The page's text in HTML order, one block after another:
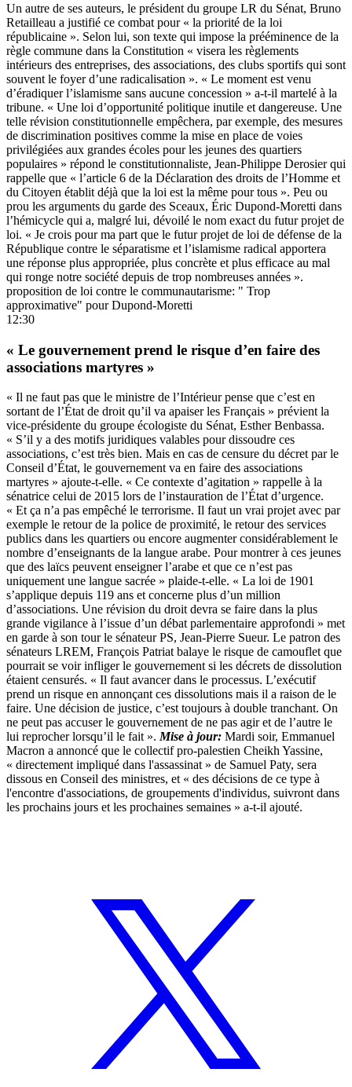
Un autre de ses auteurs, le président du groupe LR du Sénat, Bruno
Retailleau a justifié ce combat pour « la priorité de la loi
républicaine ». Selon lui, son texte qui impose la prééminence de la
règle commune dans la Constitution « visera les règlements
intérieurs des entreprises, des associations, des clubs sportifs qui sont
souvent le foyer d’une radicalisation ». « Le moment est venu
d’éradiquer l’islamisme sans aucune concession » a-t-il martelé à la
tribune. « Une loi d’opportunité politique inutile et dangereuse. Une
telle révision constitutionnelle empêchera, par exemple, des mesures
de discrimination positives comme la mise en place de voies
privilégiées aux grandes écoles pour les jeunes des quartiers
populaires » répond le constitutionnaliste, Jean-Philippe Derosier qui
rappelle que « l’article 6 de la Déclaration des droits de l’Homme et
du Citoyen établit déjà que la loi est la même pour tous ». Peu ou
prou les arguments du garde des Sceaux, Éric Dupond-Moretti dans
l’hémicycle qui a, malgré lui, dévoilé le nom exact du futur projet de
loi. « Je crois pour ma part que le futur projet de loi de défense de la
République contre le séparatisme et l’islamisme radical apportera
une réponse plus appropriée, plus concrète et plus efficace au mal
qui ronge notre société depuis de trop nombreuses années ».
proposition de loi contre le communautarisme: " Trop
approximative" pour Dupond-Moretti
12:30
« Le gouvernement prend le risque d’en faire des
associations martyres »
« Il ne faut pas que le ministre de l’Intérieur pense que c’est en
sortant de l’État de droit qu’il va apaiser les Français » prévient la
vice-présidente du groupe écologiste du Sénat, Esther Benbassa.
« S’il y a des motifs juridiques valables pour dissoudre ces
associations, c’est très bien. Mais en cas de censure du décret par le
Conseil d’État, le gouvernement va en faire des associations
martyres » ajoute-t-elle. « Ce contexte d’agitation » rappelle à la
sénatrice celui de 2015 lors de l’instauration de l’État d’urgence.
« Et ça n’a pas empêché le terrorisme. Il faut un vrai projet avec par
exemple le retour de la police de proximité, le retour des services
publics dans les quartiers ou encore augmenter considérablement le
nombre d’enseignants de la langue arabe. Pour montrer à ces jeunes
que des laïcs peuvent enseigner l’arabe et que ce n’est pas
uniquement une langue sacrée » plaide-t-elle. « La loi de 1901
s’applique depuis 119 ans et concerne plus d’un million
d’associations. Une révision du droit devra se faire dans la plus
grande vigilance à l’issue d’un débat parlementaire approfondi » met
en garde à son tour le sénateur PS, Jean-Pierre Sueur. Le patron des
sénateurs LREM, François Patriat balaye le risque de camouflet que
pourrait se voir infliger le gouvernement si les décrets de dissolution
étaient censurés. « Il faut avancer dans le processus. L’exécutif
prend un risque en annonçant ces dissolutions mais il a raison de le
faire. Une décision de justice, c’est toujours à double tranchant. On
ne peut pas accuser le gouvernement de ne pas agir et de l’autre le
lui reprocher lorsqu’il le fait ». Mise à jour: Mardi soir, Emmanuel
Macron a annoncé que le collectif pro-palestien Cheikh Yassine,
« directement impliqué dans l'assassinat » de Samuel Paty, sera
dissous en Conseil des ministres, et « des décisions de ce type à
l'encontre d'associations, de groupements d'individus, suivront dans
les prochains jours et les prochaines semaines » a-t-il ajouté.